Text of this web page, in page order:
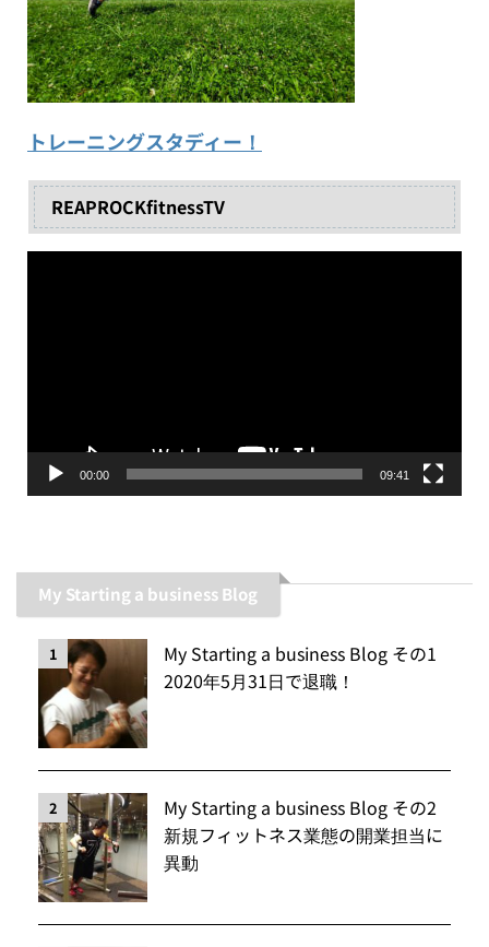
トレーニングスタディー！
REAPROCKfitnessTV
00:00 09:41
My Starting a business Blog
1
My Starting a business Blog その1
2020年5月31日で退職！
2
My Starting a business Blog その2
新規フィットネス業態の開業担当に
異動